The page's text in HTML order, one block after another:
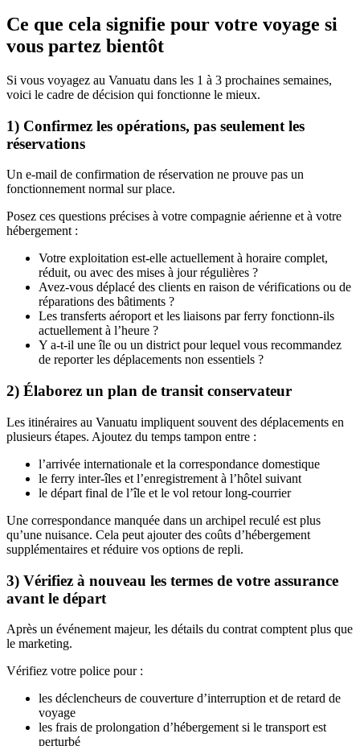
Ce que cela signifie pour votre voyage si
vous partez bientôt
Si vous voyagez au Vanuatu dans les 1 à 3 prochaines semaines,
voici le cadre de décision qui fonctionne le mieux.
1) Confirmez les opérations, pas seulement les
réservations
Un e-mail de confirmation de réservation ne prouve pas un
fonctionnement normal sur place.
Posez ces questions précises à votre compagnie aérienne et à votre
hébergement :
Votre exploitation est-elle actuellement à horaire complet,
réduit, ou avec des mises à jour régulières ?
Avez-vous déplacé des clients en raison de vérifications ou de
réparations des bâtiments ?
Les transferts aéroport et les liaisons par ferry fonctionn-ils
actuellement à l’heure ?
Y a-t-il une île ou un district pour lequel vous recommandez
de reporter les déplacements non essentiels ?
2) Élaborez un plan de transit conservateur
Les itinéraires au Vanuatu impliquent souvent des déplacements en
plusieurs étapes. Ajoutez du temps tampon entre :
l’arrivée internationale et la correspondance domestique
le ferry inter-îles et l’enregistrement à l’hôtel suivant
le départ final de l’île et le vol retour long-courrier
Une correspondance manquée dans un archipel reculé est plus
qu’une nuisance. Cela peut ajouter des coûts d’hébergement
supplémentaires et réduire vos options de repli.
3) Vérifiez à nouveau les termes de votre assurance
avant le départ
Après un événement majeur, les détails du contrat comptent plus que
le marketing.
Vérifiez votre police pour :
les déclencheurs de couverture d’interruption et de retard de
voyage
les frais de prolongation d’hébergement si le transport est
perturbé